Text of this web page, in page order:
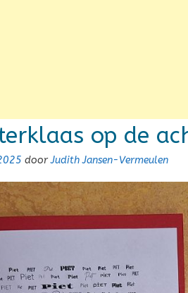
op de
doorJudith Jansen-Vermeulen